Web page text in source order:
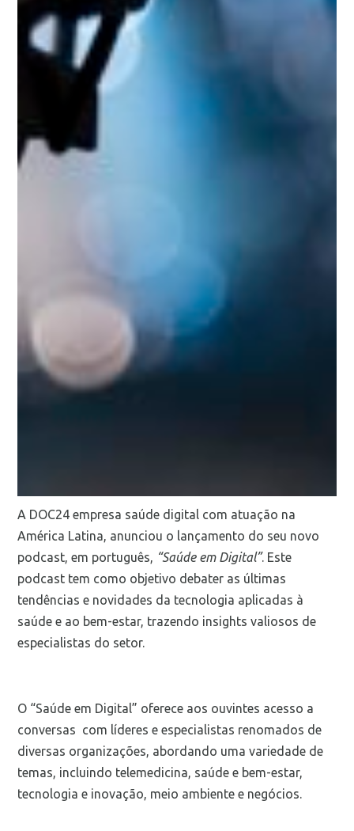
A DOC24 empresa saúde digital com atuação na
América Latina, anunciou o lançamento do seu novo
podcast, em português, “Saúde em Digital”. Este
podcast tem como objetivo debater as últimas
tendências e novidades da tecnologia aplicadas à
saúde e ao bem-estar, trazendo insights valiosos de
especialistas do setor.
O “Saúde em Digital” oferece aos ouvintes acesso a
conversas com líderes e especialistas renomados de
diversas organizações, abordando uma variedade de
temas, incluindo telemedicina, saúde e bem-estar,
tecnologia e inovação, meio ambiente e negócios.